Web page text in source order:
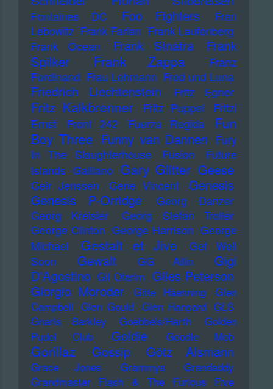
Fontaines DC Foo Fighters
Fran
Lebowitz Frank Farian Frank Laufenberg
Frank Ocean
Frank Sinatra
Frank
Spilker
Frank Zappa
Franz
Ferdinand Frau Lehmann Fred und Luna
Friedrich Liechtenstein Fritz Egner
Fritz Kalkbrenner Fritz Puppel
Fritzi
Ernst
Front 242 Fuerza Regida
Fun
Boy Three Funny van Dannen Fury
In The Slaughterhouse
Fusion
Future
Islands Galliano Gary Glitter Geese
Geir Jenssen Gene Vincent
Genesis
Genesis P-Orridge
Georg Danzer
Georg Kreisler
Georg Stefan Troller
George Clinton George Harrison George
Michael
Gestalt et Jive
Get Well
Soon
Gewalt GG Allin
Gigi
D'Agostino Gil Ofarim Giles Peterson
Giorgio Moroder
Gitte Haenning
Glen
Campbell Glen Gould Glen Hansard GLS
Gnarls Barkley
Goebbels/Harth
Golden
Pudel Club
Goldie Goodie Mob
Gorillaz Gossip Götz Alsmann
Grace Jones Grammys
Grandaddy
Grandmaster Flash & The Furious Five